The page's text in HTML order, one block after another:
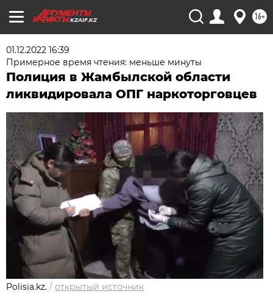
KZAIF.KZ 16+
01.12.2022 16:39
Примерное время чтения: меньше минуты
Полиция в Жамбылской области
ликвидировала ОПГ наркоторговцев
Polisia.kz. /открытый источник